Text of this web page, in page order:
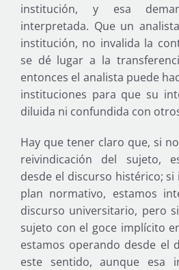
institución, y esa
interpretada. Que un
institución, no invalida la
se dé lugar a la
entonces el analista puede
instituciones para que su
diluida ni confundida con
Hay que tener claro que, si
reivindicación del sujeto,
desde el discurso histérico;
plan normativo, estamos
discurso universitario, pero
sujeto con el goce implícito
estamos operando desde el
este sentido, aunque esa